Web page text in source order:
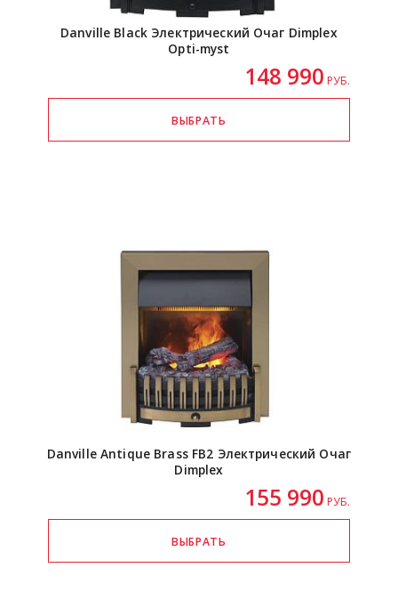
Danville Black Электрический Очаг Dimplex
Opti-myst
148 990 РУБ.
Danville Antique Brass FB2 Электрический Очаг
Dimplex
155 990 РУБ.